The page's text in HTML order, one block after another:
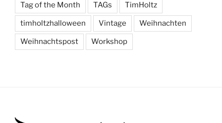
Tag of the Month TAGs TimHoltz
timholtzhalloween Vintage Weihnachten
Weihnachtspost Workshop